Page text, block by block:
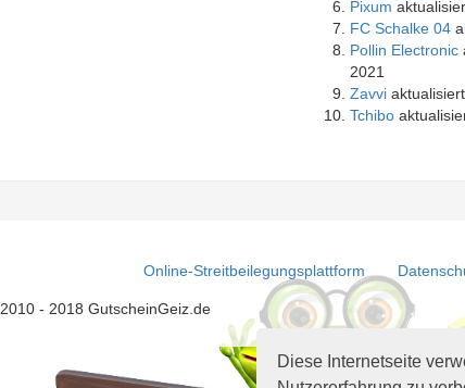
Diese Internetseite
Pixum
FC Schalke 04
Pollin Electronic
2021
Zavvi
Tchibo
Online-Streitbeilegungsplattform
- 2018 GutscheinGeiz.de